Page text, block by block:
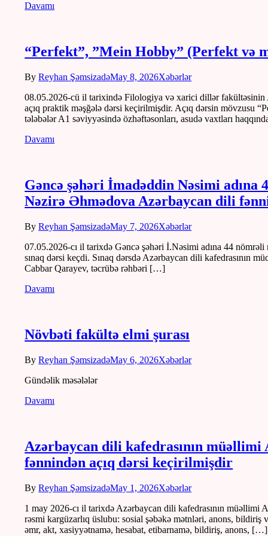
Davamı
“Perfekt”, ”Mein Hobby” (Perfekt və
ByReyhan ŞəmsizadəMay 8, 2026Xəbərlər
08.05.2026-cü il tarixində Filologiya və xarici dillər fakültəsinin
açıq praktik məşğələ dərsi keçirilmişdir. Açıq dərsin mövzusu
tələbələr A1 səviyyəsində özhəftəsonları, asudə vaxtları
Davamı
Gəncə şəhəri İmadəddin Nəsimi
Nəzirə Əhmədova Azərbaycan dili
ByReyhan ŞəmsizadəMay 7, 2026Xəbərlər
07.05.2026-cı il tarixdə Gəncə şəhəri İ.Nəsimi adına 44
sınaq dərsi keçdi. Sınaq dərsdə Azərbaycan dili
Cabbar Qarayev, təcrübə rəhbəri […]
Davamı
Növbəti fakültə elmi şurası
ByReyhan ŞəmsizadəMay 6, 2026Xəbərlər
Gündəlik məsələlər
Davamı
Azərbaycan dili kafedrasının
fənnindən açıq dərsi keçirilmişdir
ByReyhan ŞəmsizadəMay 1, 2026Xəbərlər
1 may 2026-cı il tarixdə Azərbaycan dili kafedrasının
rəsmi kargüzarlıq üslubu: sosial şəbəkə mətnləri, anons, bildiriş
əmr, akt, xasiyyətnamə, hesabat, etibarnamə, bildiriş, anons, […]